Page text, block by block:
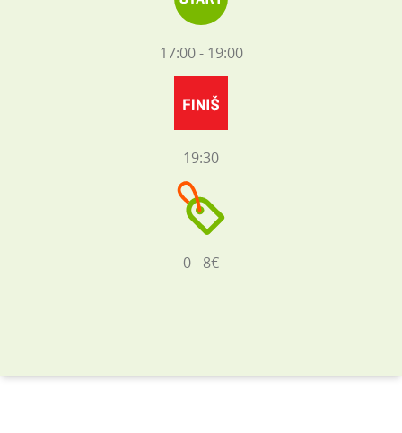
17:00 - 19:00
19:30
0 - 8€